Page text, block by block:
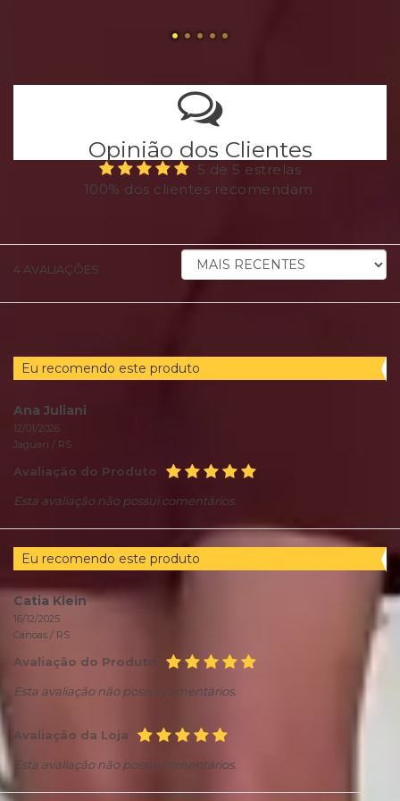
Opinião dos Clientes
5 de 5 estrelas
100% dos clientes recomendam
4 AVALIAÇÕES
ORDENAR
AVALIAÇÕES
Eu recomendo este produto
Ana Juliani
12/01/2026
Jaguari / RS
Avaliação do Produto
Esta avaliação não possui comentários.
Eu recomendo este produto
Catia Klein
16/12/2025
Canoas / RS
Avaliação do Produto
Esta avaliação não possui comentários.
Avaliação da Loja
Esta avaliação não possui comentários.